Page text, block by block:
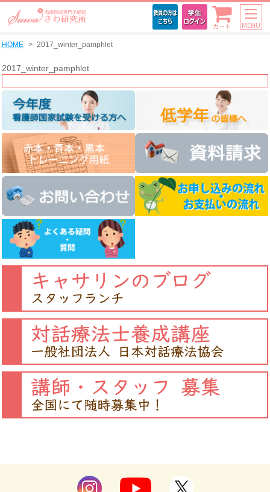
カート MENU
HOME 2017_winter_pamphlet
2017_winter_pamphlet